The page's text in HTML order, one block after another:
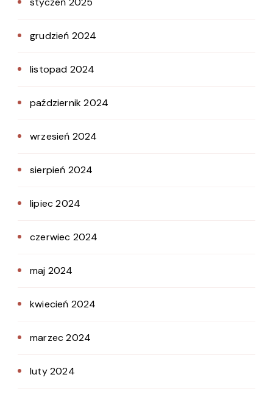
grudzień 2024
listopad 2024
październik 2024
wrzesień 2024
sierpień 2024
lipiec 2024
czerwiec 2024
maj 2024
kwiecień 2024
marzec 2024
luty 2024